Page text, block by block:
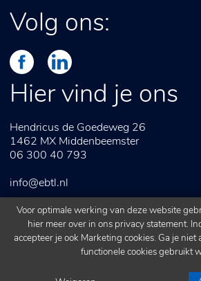
Voor optimale werking van deze website
hier meer over in ons privacy statement.
accepteer je ook Marketing cookies. Ga je niet
functionele cookies gebruikt
Volg ons:
Hier vind je ons
Hendricus de Goedeweg 26
1462 MX Middenbeemster
06 300 40 793
info@ebtl.nl
Algemene voorwaarden